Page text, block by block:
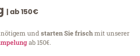
| ab 150€
undstarten Sie frischmit unserer
ab 150€.